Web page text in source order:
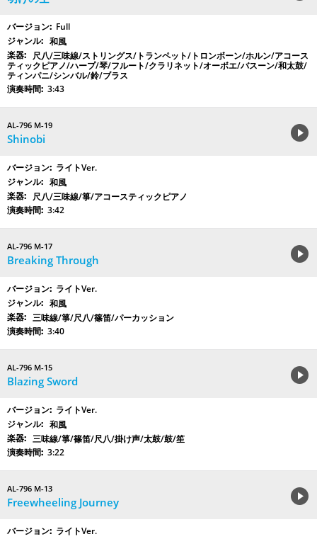
Full
和風
尺八/三味線/ストリングス/トランペット/トロンボーン/ホルン/アコース
ティックピアノ/ハープ/琴/フルート/クラリネット/オーボエ/バスーン/和太鼓/
ティンパニ/シンバル/鈴/ブラス
3:43
AL-796 M-19
Shinobi
ライトVer.
和風
尺八/三味線/箏/アコースティックピアノ
3:42
AL-796 M-17
Breaking Through
ライトVer.
和風
三味線/箏/尺八/篠笛/パーカッション
3:40
AL-796 M-15
Blazing Sword
ライトVer.
和風
三味線/箏/篠笛/尺八/掛け声/太鼓/鼓/笙
3:22
AL-796 M-13
Freewheeling Journey
ライトVer.